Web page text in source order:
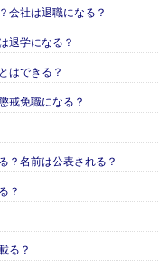
会社は退職になる？
退学になる？
はできる？
戒免職になる？
？名前は公表される？
？
る？